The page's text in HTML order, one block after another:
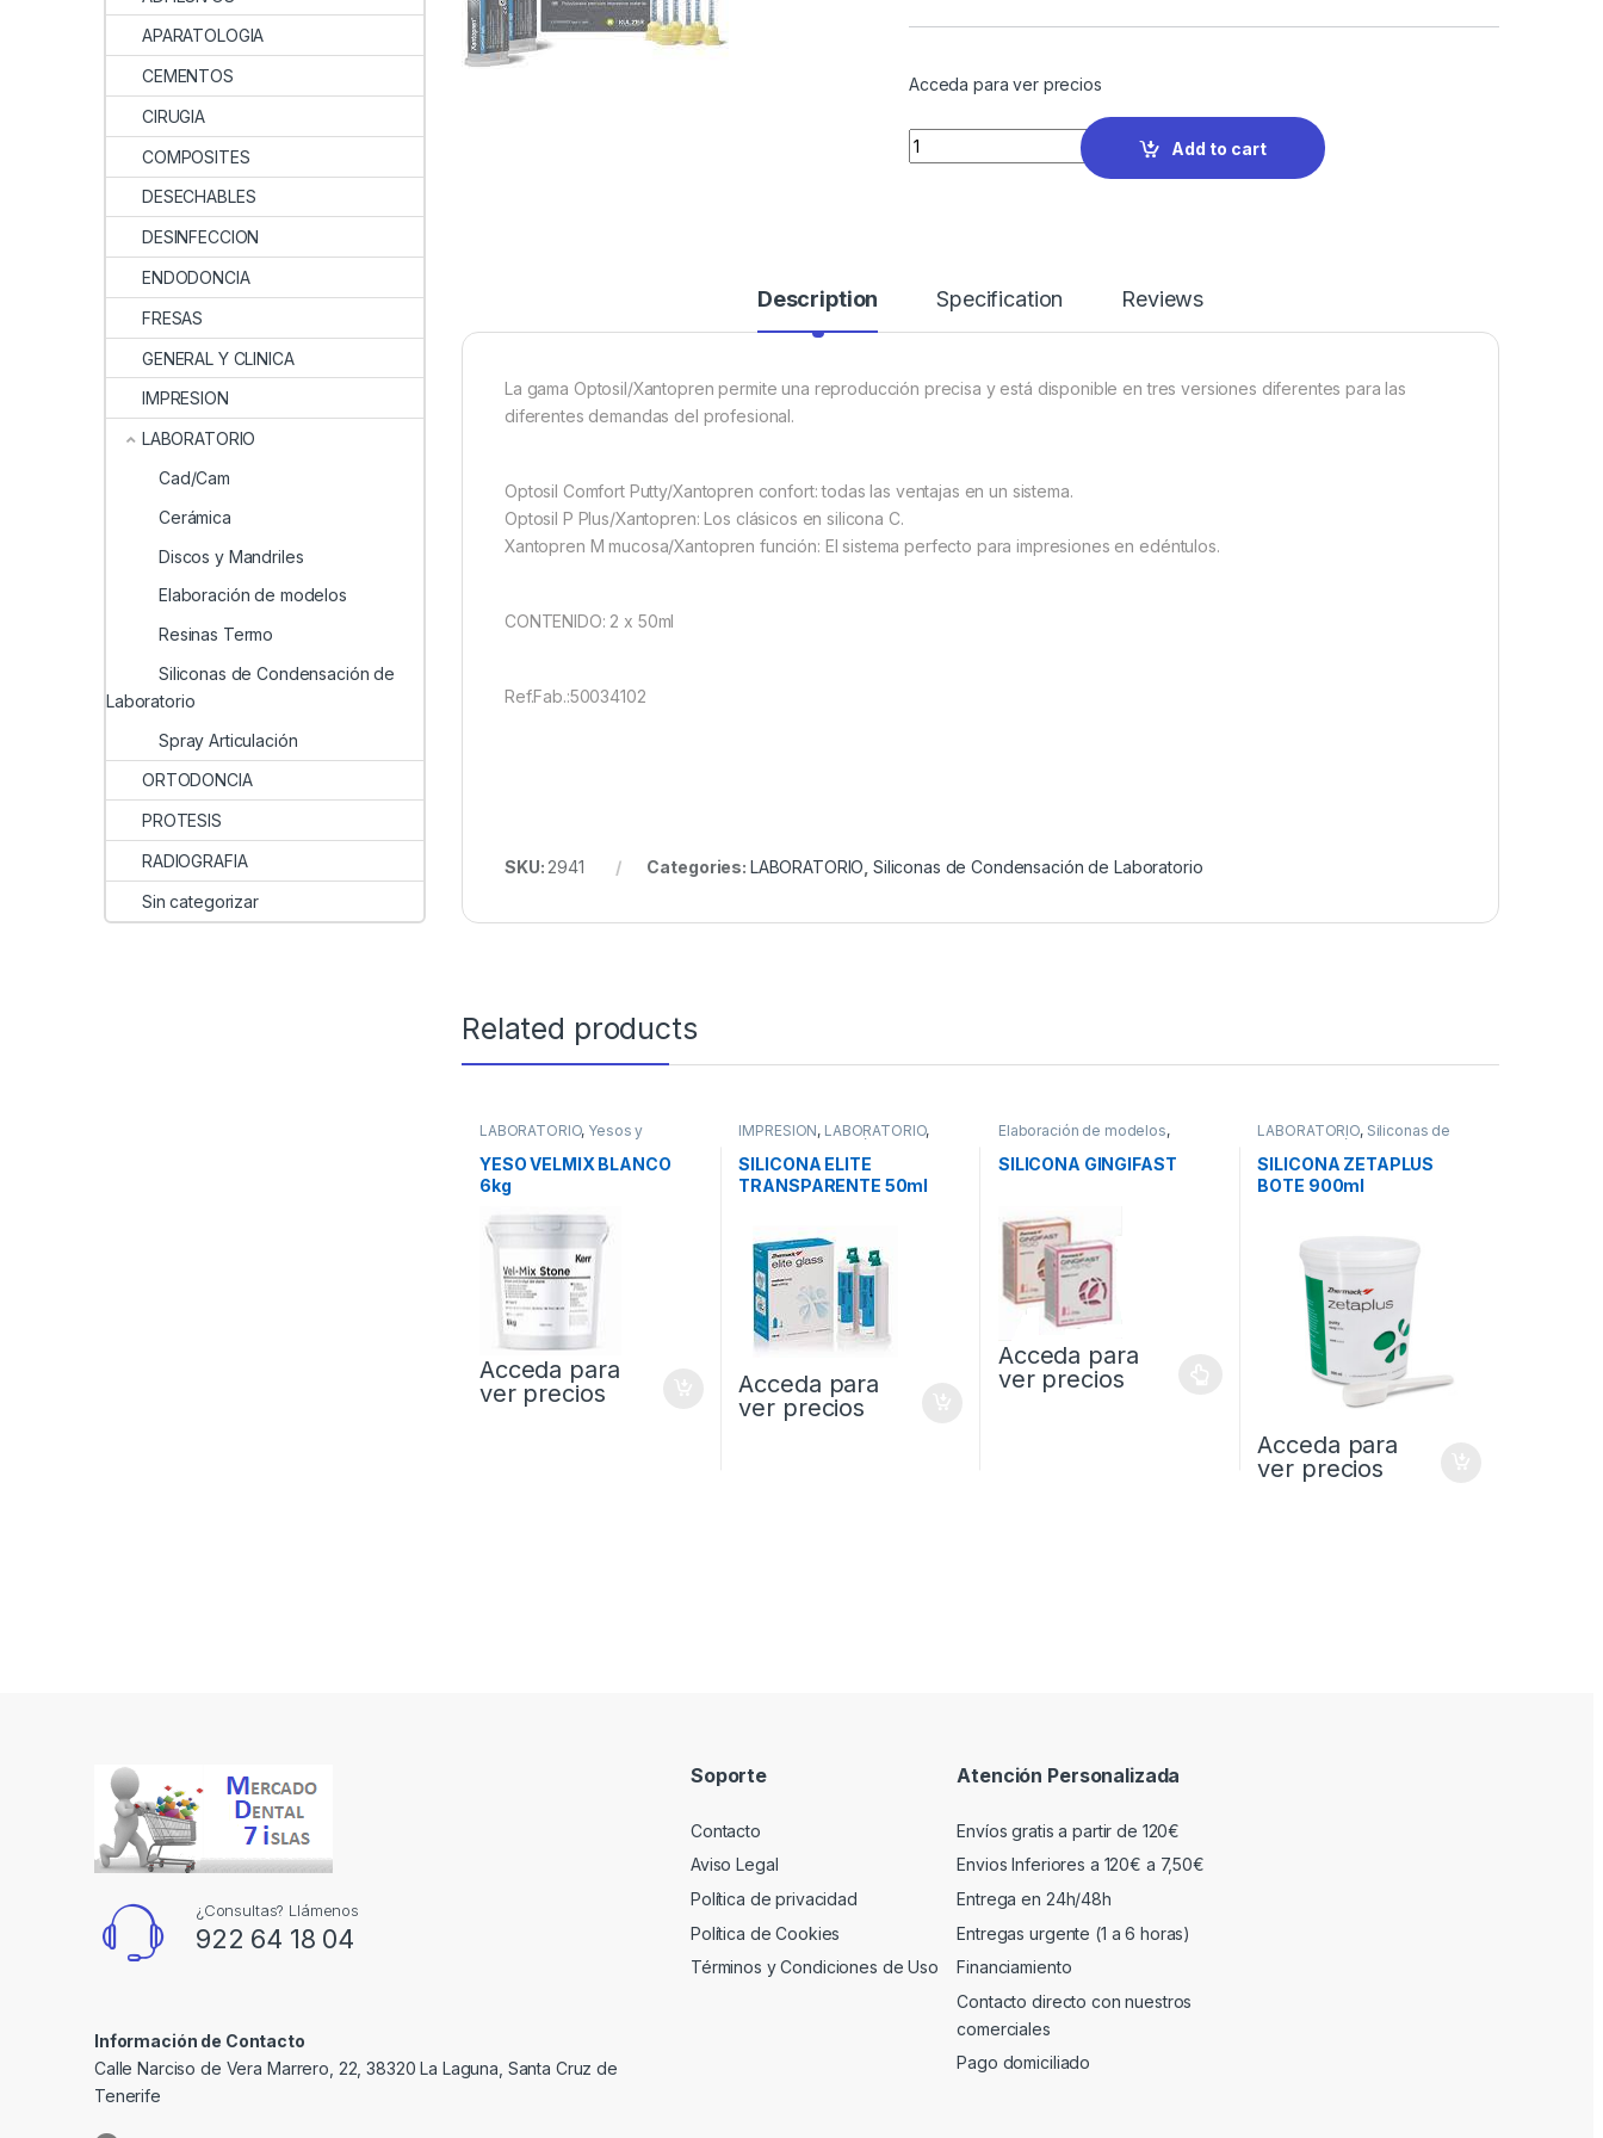
Acceda para ver precios
Quantity
Add to cart
Description Specification Reviews
La gama Optosil/Xantopren permite una reproducción precisa y está disponible en tres versiones diferentes para las
diferentes demandas del profesional.
Optosil Comfort Putty/Xantopren confort: todas las ventajas en un sistema.
Optosil P Plus/Xantopren: Los clásicos en silicona C.
Xantopren M mucosa/Xantopren función: El sistema perfecto para impresiones en edéntulos.
CONTENIDO: 2 x 50ml
Ref.Fab.:50034102
SKU: 2941 Categories: LABORATORIO ,Siliconas de Condensación de Laboratorio
Related products
LABORATORIO, Yesos y
YESO VELMIX BLANCO
6kg
Acceda para
ver precios
IMPRESION, LABORATORIO,
Siliconas de Adición
SILICONA ELITE
TRANSPARENTE 50ml
Acceda para
ver precios
Elaboración de modelos,
SILICONA GINGIFAST
Acceda para
ver precios
LABORATORIO, Siliconas de
Condensación de Laboratorio
SILICONA ZETAPLUS
BOTE 900ml
Acceda para
ver precios
APARATOLOGIA
CEMENTOS
CIRUGIA
COMPOSITES
DESECHABLES
DESINFECCION
ENDODONCIA
FRESAS
GENERAL Y CLINICA
IMPRESION
LABORATORIO
Cad/Cam
Cerámica
Discos y Mandriles
Elaboración de modelos
Resinas Termo
Siliconas de Condensación de
Laboratorio
Spray Articulación
ORTODONCIA
PROTESIS
RADIOGRAFIA
Sin categorizar
¿Consultas? Llámenos
922 64 18 04
Información de Contacto
Calle Narciso de Vera Marrero, 22, 38320 La Laguna, Santa Cruz de
Tenerife
Soporte
Contacto
Aviso Legal
Política de privacidad
Política de Cookies
Términos y Condiciones de Uso
Atención Personalizada
Envíos gratis a partir de 120€
Envios Inferiores a 120€ a 7,50€
Entrega en 24h/48h
Entregas urgente (1 a 6 horas)
Financiamiento
Contacto directo con nuestros
comerciales
Pago domiciliado